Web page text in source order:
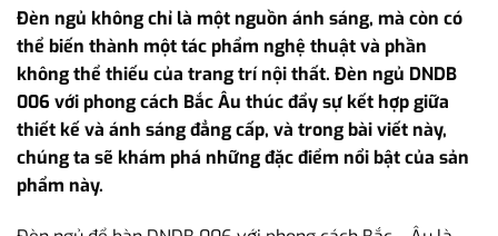
Đèn ngủ không chỉ là một nguồn ánh sáng, mà còn có
thể biến thành một tác phẩm nghệ thuật và phần
không thể thiếu của trang trí nội thất. Đèn ngủ DNDB
006 với phong cách Bắc Âu thúc đẩy sự kết hợp giữa
thiết kế và ánh sáng đẳng cấp, và trong bài viết này,
chúng ta sẽ khám phá những đặc điểm nổi bật của sản
phẩm này.